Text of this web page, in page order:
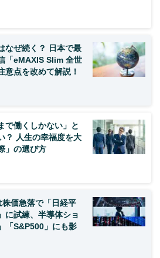
なぜ続く？ 日本で最
「eMAXIS Slim 全世
意点を改めて解説！
で働くしかない」と
？ 人生の幸福度を大
」の選び方
価急落で「日経平
に試練、半導体ショ
「S&P500」にも影